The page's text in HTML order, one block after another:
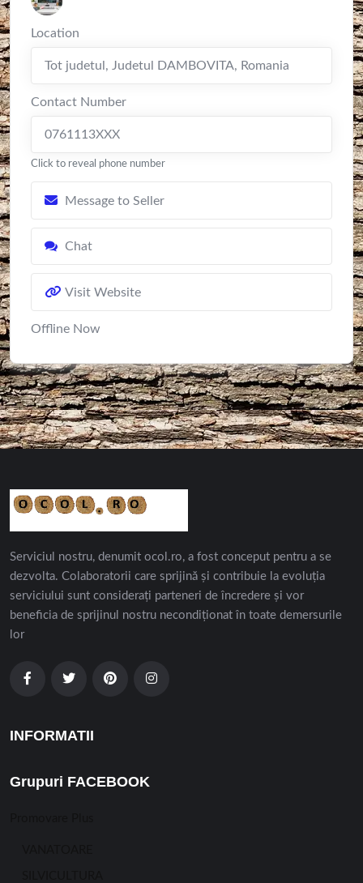
Location
Tot judetul, Judetul DAMBOVITA, Romania
Contact Number
0761113XXX
Click to reveal phone number
Message to Seller
Chat
Visit Website
Offline Now
Serviciul nostru, denumit ocol.ro, a fost conceput pentru a se
dezvolta. Colaboratorii care sprijină și contribuie la evoluția
serviciului sunt considerați parteneri de încredere și vor
beneficia de sprijinul nostru necondiționat în toate demersurile
lor
INFORMATII
Grupuri FACEBOOK